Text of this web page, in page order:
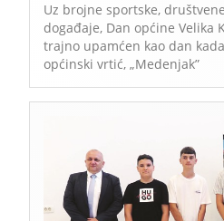
Uz brojne sportske,
događaje, Dan općine Velika
trajno upamćen kao dan
općinski vrtić, „Medenjak”